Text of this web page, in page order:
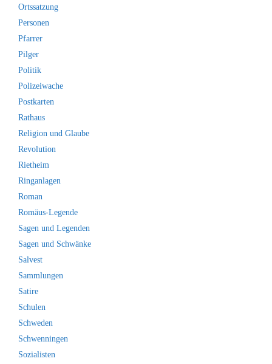
Ortssatzung
Personen
Pfarrer
Pilger
Politik
Polizeiwache
Postkarten
Rathaus
Religion und Glaube
Revolution
Rietheim
Ringanlagen
Roman
Romäus-Legende
Sagen und Legenden
Sagen und Schwänke
Salvest
Sammlungen
Satire
Schulen
Schweden
Schwenningen
Sozialisten